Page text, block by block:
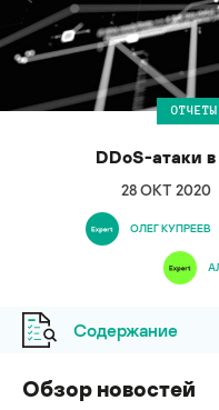
DDoS-атаки в
28 ОКТ 2020
ОЛЕГ КУПРЕЕВ
Содержание
Обзор новостей